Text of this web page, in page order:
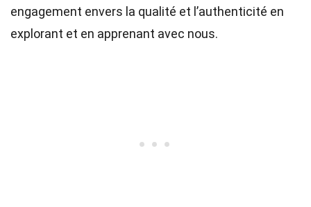
engagement envers la qualité et l’authenticité en
explorant et en apprenant avec nous.